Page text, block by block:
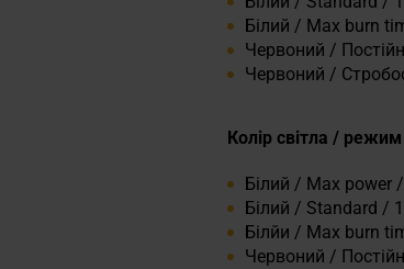
Білий / Max burn
Червоний /
Червоний /
Колір світла /
Білий / Max
Білий / Standard /
Білйи / Max burn
Червоний /